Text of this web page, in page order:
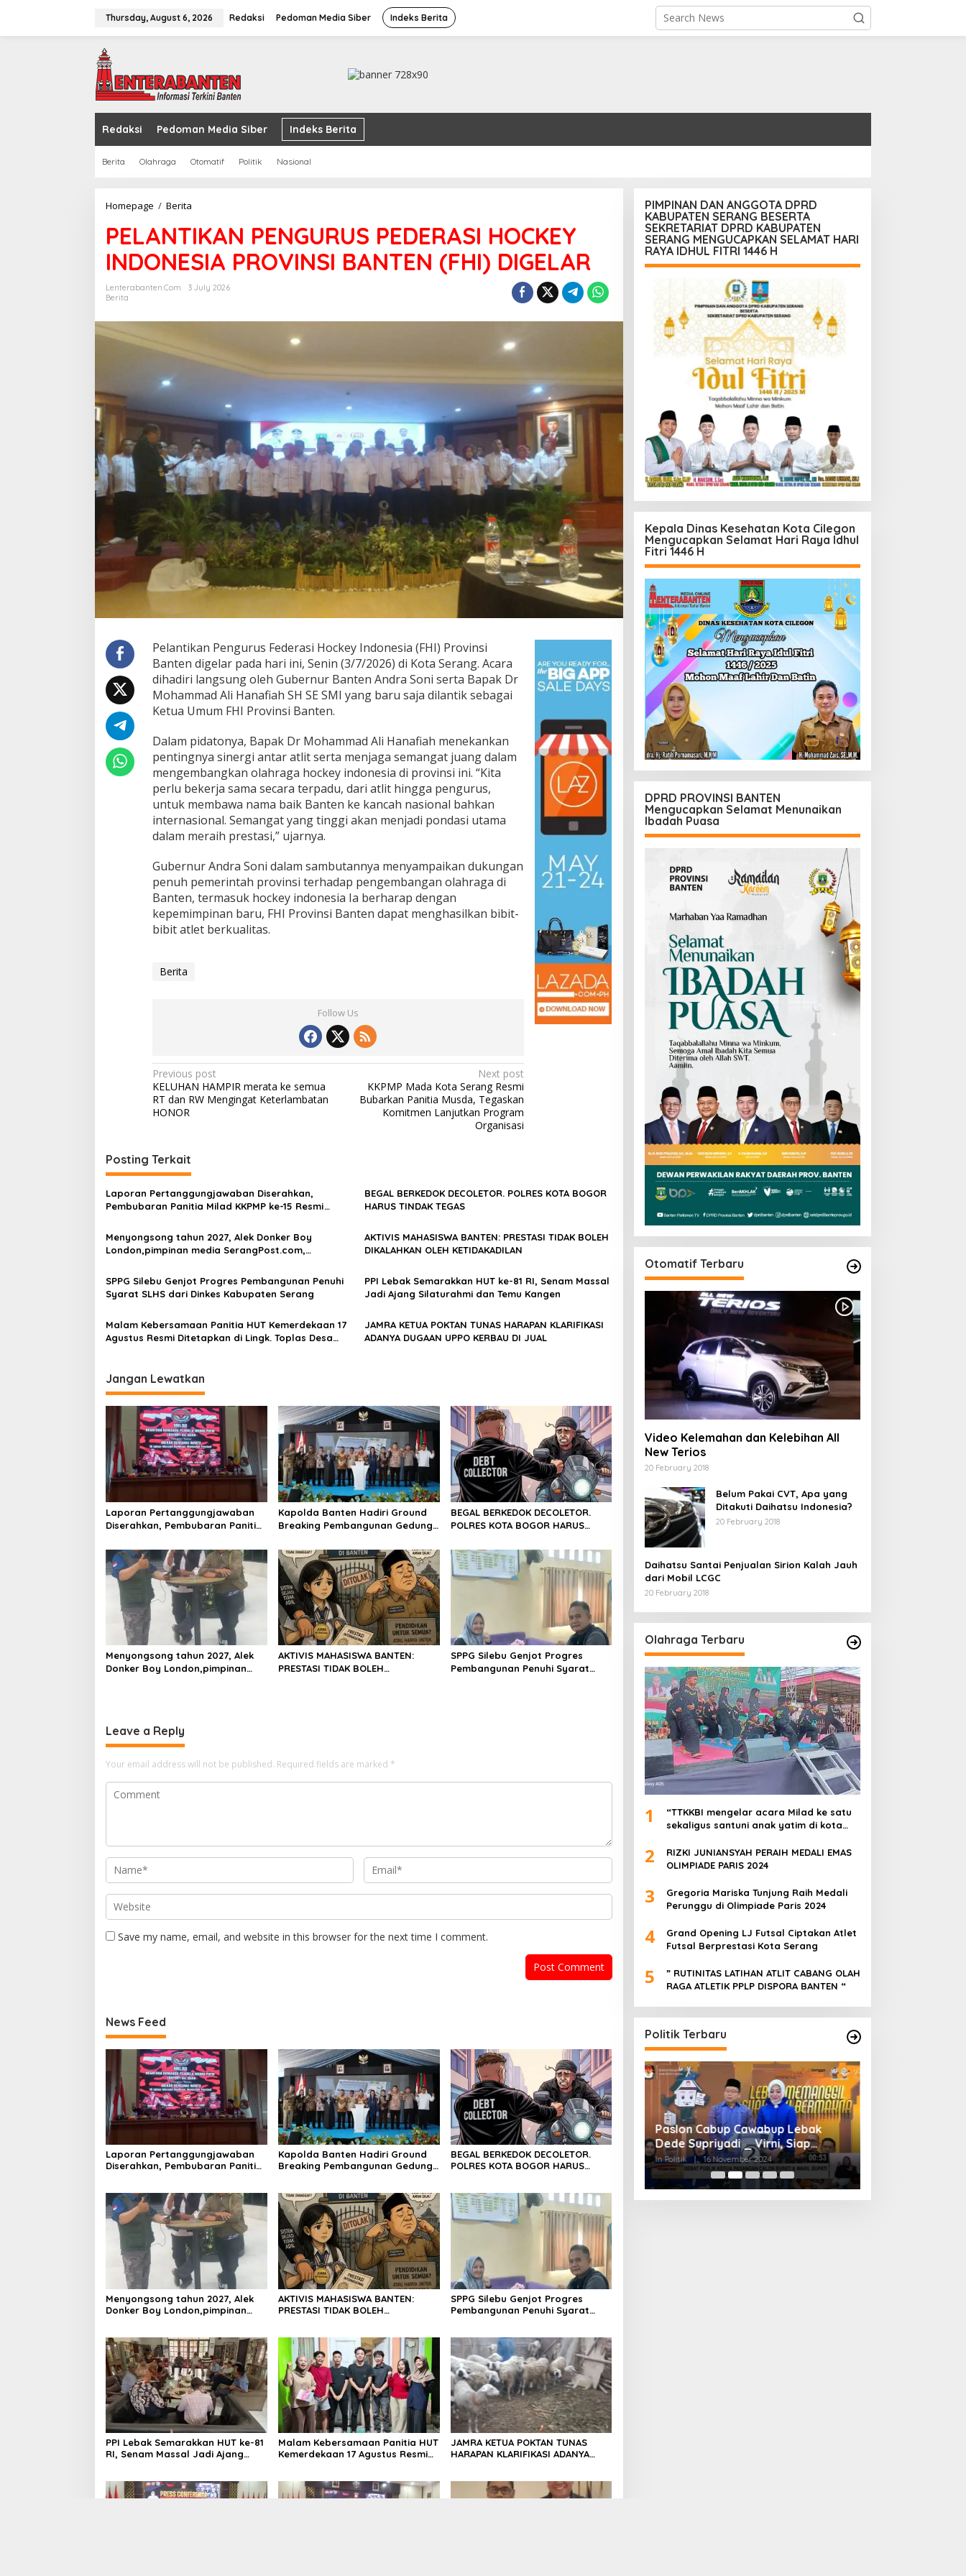
Thursday, August 6, 2026 Redaksi Pedoman Media Siber Indeks Berita
Redaksi Pedoman Media Siber Indeks Berita
Berita Olahraga Otomatif Politik Nasional
Homepage / Berita
PEDERASI
HOCKEY
INDONESIA
PROVINSI
BANTEN
(FHI)
PELANTIKAN PENGURUS PEDERASI HOCKEY
INDONESIA PROVINSI BANTEN (FHI) DIGELAR
Lenterabanten.com
3 July 2026
Berita
Pelantikan Pengurus Federasi Hockey Indonesia (FHI) Provinsi
Banten digelar pada hari ini, Senin (3/7/2026) di Kota Serang. Acara
dihadiri langsung oleh Gubernur Banten Andra Soni serta Bapak Dr
Mohammad Ali Hanafiah SH SE SMI yang baru saja dilantik sebagai
Ketua Umum FHI Provinsi Banten.
Dalam pidatonya, Bapak Dr Mohammad Ali Hanafiah menekankan
pentingnya sinergi antar atlit serta menjaga semangat juang dalam
mengembangkan olahraga hockey indonesia di provinsi ini. “Kita
perlu bekerja sama secara terpadu, dari atlit hingga pengurus,
untuk membawa nama baik Banten ke kancah nasional bahkan
internasional. Semangat yang tinggi akan menjadi pondasi utama
dalam meraih prestasi,” ujarnya.
Gubernur Andra Soni dalam sambutannya menyampaikan dukungan
penuh pemerintah provinsi terhadap pengembangan olahraga di
Banten, termasuk hockey indonesia Ia berharap dengan
kepemimpinan baru, FHI Provinsi Banten dapat menghasilkan bibit-
bibit atlet berkualitas.
Berita
Follow Us
Post
navigation
Previous post
KELUHAN HAMPIR merata ke semua
RT dan RW Mengingat Keterlambatan
HONOR
Next post
KKPMP Mada Kota Serang Resmi
Bubarkan Panitia Musda, Tegaskan
Komitmen Lanjutkan Program
Organisasi
Posting Terkait
Laporan Pertanggungjawaban Diserahkan,
Pembubaran Panitia Milad KKPMP ke-15 Resmi
BEGAL BERKEDOK DECOLETOR. POLRES KOTA BOGOR
HARUS TINDAK TEGAS
Menyongsong tahun 2027, Alek Donker Boy
London,pimpinan media SerangPost.com,
meningkatkan profesionalisme dalam menjalankan
tugas jurnalistik
AKTIVIS MAHASISWA BANTEN: PRESTASI TIDAK BOLEH
DIKALAHKAN OLEH KETIDAKADILAN
SPPG Silebu Genjot Progres Pembangunan Penuhi
Syarat SLHS dari Dinkes Kabupaten Serang
PPI Lebak Semarakkan HUT ke-81 RI, Senam Massal
Jadi Ajang Silaturahmi dan Temu Kangen
Malam Kebersamaan Panitia HUT Kemerdekaan 17
Agustus Resmi Ditetapkan di Lingk. Toplas Desa
JAMRA KETUA POKTAN TUNAS HARAPAN KLARIFIKASI
ADANYA DUGAAN UPPO KERBAU DI JUAL
Jangan Lewatkan
Laporan Pertanggungjawaban
Diserahkan, Pembubaran Panitia
Kapolda Banten Hadiri Ground
Breaking Pembangunan Gedung
Provinsi Banten
BEGAL BERKEDOK DECOLETOR.
POLRES KOTA BOGOR HARUS
Menyongsong tahun 2027, Alek
Donker Boy London,pimpinan
menjalankan tugas jurnalistik
AKTIVIS MAHASISWA BANTEN:
PRESTASI TIDAK BOLEH
SPPG Silebu Genjot Progres
Pembangunan Penuhi Syarat
Leave a Reply
Your email address will not be published. Required fields are marked *
Save my name, email, and website in this browser for the next time I comment.
News Feed
Laporan Pertanggungjawaban
Diserahkan, Pembubaran Panitia
Kapolda Banten Hadiri Ground
Breaking Pembangunan Gedung
BEGAL BERKEDOK DECOLETOR.
POLRES KOTA BOGOR HARUS
Menyongsong tahun 2027, Alek
Donker Boy London,pimpinan
terus meningkatkan
profesionalisme dalam
menjalankan tugas jurnalistik
AKTIVIS MAHASISWA BANTEN:
PRESTASI TIDAK BOLEH
SPPG Silebu Genjot Progres
Pembangunan Penuhi Syarat
PPI Lebak Semarakkan HUT ke-81
RI, Senam Massal Jadi Ajang
Malam Kebersamaan Panitia HUT
Kemerdekaan 17 Agustus Resmi
JAMRA KETUA POKTAN TUNAS
HARAPAN KLARIFIKASI ADANYA
PIMPINAN DAN ANGGOTA DPRD
KABUPATEN SERANG BESERTA
SEKRETARIAT DPRD KABUPATEN
SERANG MENGUCAPKAN SELAMAT HARI
RAYA IDHUL FITRI 1446 H
Kepala Dinas Kesehatan Kota Cilegon
Mengucapkan Selamat Hari Raya Idhul
Fitri 1446 H
DPRD PROVINSI BANTEN
Mengucapkan Selamat Menunaikan
Ibadah Puasa
Otomatif Terbaru
Video Kelemahan dan Kelebihan All
New Terios
20 February 2018
Belum Pakai CVT, Apa yang
Ditakuti Daihatsu Indonesia?
20 February 2018
Daihatsu Santai Penjualan Sirion Kalah Jauh
dari Mobil LCGC
20 February 2018
Olahraga Terbaru
1
“TTKKBI mengelar acara Milad ke satu
sekaligus santuni anak yatim di kota
2
RIZKI JUNIANSYAH PERAIH MEDALI EMAS
OLIMPIADE PARIS 2024
3
Gregoria Mariska Tunjung Raih Medali
Perunggu di Olimpiade Paris 2024
4
Grand Opening LJ Futsal Ciptakan Atlet
Futsal Berprestasi Kota Serang
5
” RUTINITAS LATIHAN ATLIT CABANG OLAH
RAGA ATLETIK PPLP DISPORA BANTEN “
Politik Terbaru
Dicopot DPP PPP, Subadri Tolak
Plt DPW Banten dan Siap Gugat
ke Jalur Hukum
In Politik | 31 January 2026
Paslon Cabup Cawabup Lebak
Dede Supriyadi _ Virni, Siap
Realisasikan Program
In Politik 16 November 2024